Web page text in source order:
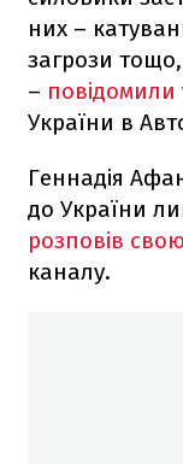
них –
загрози тощо,
– повідомили
України в
Геннадія
до України
розповів
каналу.